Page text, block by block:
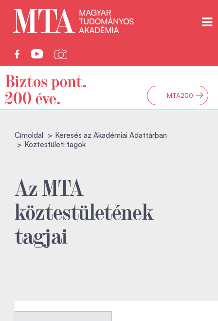
MTA200 →
Címoldal
Keresés az Akadémiai Adattárban
Köztestületi tagok
Az MTA
köztestületének
tagjai